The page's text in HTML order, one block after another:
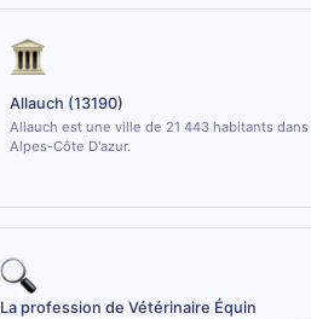
Allauch (13190)
Allauch est une ville de 21 443 habitants
Alpes-Côte D'azur.
La profession de Vétérinaire Équin